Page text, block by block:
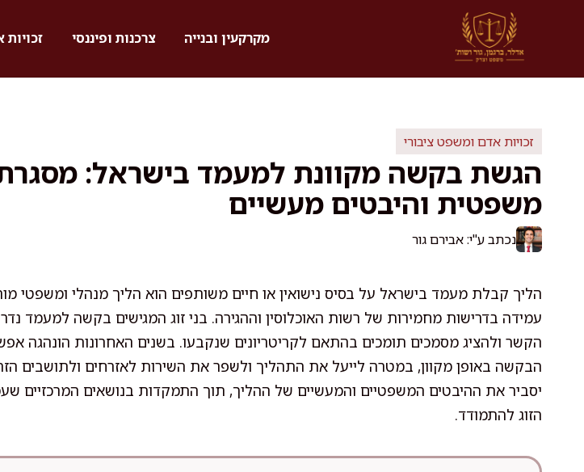
מקרקעין ובנייה צרכנות ופיננסי זכויות
זכויות אדם ומשפט ציבורי
הגשת בקשה מקוונת למעמד בישראל:
משפטית והיבטים מעשיים
נכתב ע"י: אבירם גור
הליך קבלת מעמד בישראל על בסיס נישואין או חיים משותפים הוא הליך מנהלי ומשפטי
עמידה בדרישות מחמירות של רשות האוכלוסין וההגירה. בני זוג המגישים בקשה למעמד
הקשר ולהציג מסמכים תומכים בהתאם לקריטריונים שנקבעו. בשנים האחרונות הונהגה
הבקשה באופן מקוון, במטרה לייעל את התהליך ולשפר את השירות לאזרחים ולתושבים
יסביר את ההיבטים המשפטיים והמעשיים של ההליך, תוך התמקדות בנושאים המרכזיים
הזוג להתמודד.